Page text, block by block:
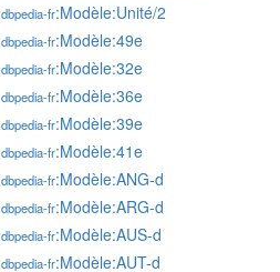
dbpedia-fr:Modèle:Unité/2
dbpedia-fr:Modèle:49e
dbpedia-fr:Modèle:32e
dbpedia-fr:Modèle:36e
dbpedia-fr:Modèle:39e
dbpedia-fr:Modèle:41e
dbpedia-fr:Modèle:ANG-d
dbpedia-fr:Modèle:ARG-d
dbpedia-fr:Modèle:AUS-d
dbpedia-fr:Modèle:AUT-d